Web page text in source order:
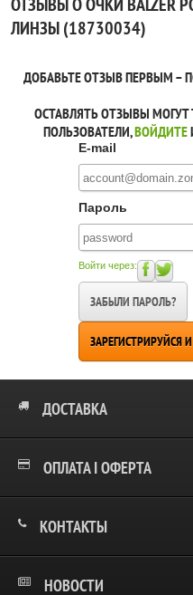
ЛИНЗЫ (18730034)
ДОБАВЬТЕ ОТЗЫВ ПЕРВЫМ –
ОСТАВЛЯТЬ ОТЗЫВЫ
ПОЛЬЗОВАТЕЛИ,ВОЙДИТЕ
E-mail
Пароль
Войти через:
ЗАБЫЛИ ПАРОЛЬ?
ЗАРЕГИСТРИРУЙСЯ
ДОСТАВКА
ОПЛАТА І ОФЕРТА
КОНТАКТЫ
НОВОСТИ